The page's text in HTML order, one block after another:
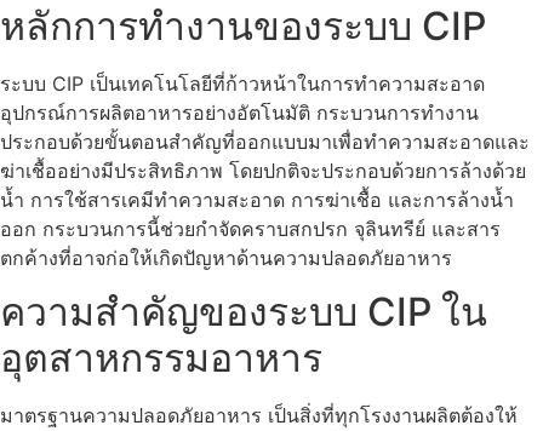
หลักการทำงานของระบบ CIP
ระบบ CIP เป็นเทคโนโลยีที่ก้าวหน้าในการทำความสะอาด
อุปกรณ์การผลิตอาหารอย่างอัตโนมัติ กระบวนการทำงาน
ประกอบด้วยขั้นตอนสำคัญที่ออกแบบมาเพื่อทำความสะอาดและ
ฆ่าเชื้ออย่างมีประสิทธิภาพ โดยปกติจะประกอบด้วยการล้างด้วย
น้ำ การใช้สารเคมีทำความสะอาด การฆ่าเชื้อ และการล้างน้ำ
ออก กระบวนการนี้ช่วยกำจัดคราบสกปรก จุลินทรีย์ และสาร
ตกค้างที่อาจก่อให้เกิดปัญหาด้านความปลอดภัยอาหาร
ความสำคัญของระบบ CIP ใน
อุตสาหกรรมอาหาร
มาตรฐานความปลอดภัยอาหาร เป็นสิ่งที่ทุกโรงงานผลิตต้องให้